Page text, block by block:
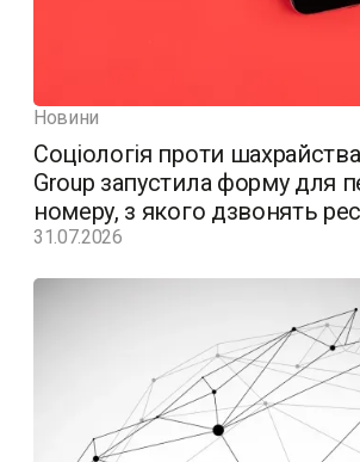
Новини
Соціологія проти
Group запустила форму для
номеру, з якого дзвонять
31.07.2026